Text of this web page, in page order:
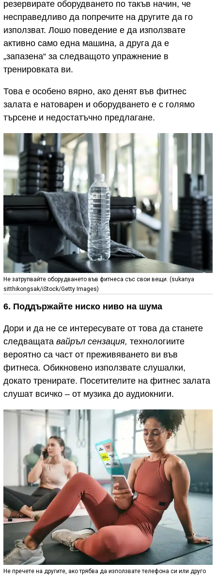
резервирате оборудването по такъв начин, че
несправедливо да попречите на другите да го
използват. Лошо поведение е да използвате
активно само една машина, а друга да е
„запазена“ за следващото упражнение в
тренировката ви.
Това е особено вярно, ако денят във фитнес
залата е натоварен и оборудването е с голямо
търсене и недостатъчно предлагане.
Не затрупвайте оборудването във фитнеса със свои вещи. (sukanya
sitthikongsak/iStock/Getty Images)
6. Поддържайте ниско ниво на шума
Дори и да не се интересувате от това да станете
следващата вайръл сензация, технологиите
вероятно са част от преживяването ви във
фитнеса. Обикновено използвате слушалки,
докато тренирате. Посетителите на фитнес залата
слушат всичко – от музика до аудиокниги.
Не пречете на другите, ако трябва да използвате телефона си или друго